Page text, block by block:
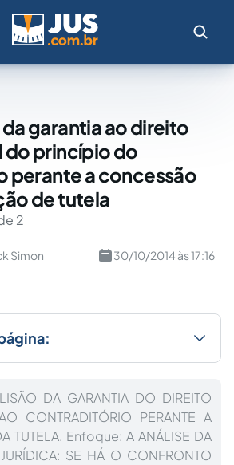
garantia ao direito
princípio do
perante a concessão
de tutela
2
Simon 30/10/2014 às 17:16
DA GARANTIA DO DIREITO
CONTRADITÓRIO PERANTE A
TUTELA. Enfoque: A ANÁLISE DA
SE HÁ O CONFRONTO